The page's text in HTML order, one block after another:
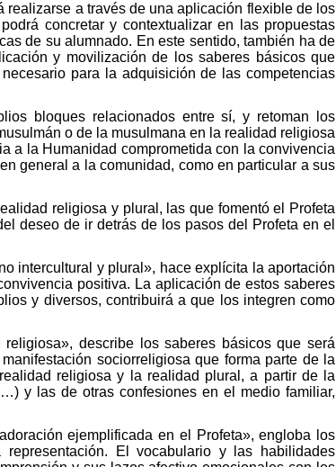
a través de una aplicación flexible de los
concretar y contextualizar en las propuestas
de su alumnado. En este sentido, también ha de
y movilización de los saberes básicos que
para la adquisición de las competencias
bloques relacionados entre sí, y retoman los
o de la musulmana en la realidad religiosa
a la Humanidad comprometida con la convivencia
general a la comunidad, como en particular a sus
religiosa y plural, las que fomentó el Profeta
deseo de ir detrás de los pasos del Profeta en el
intercultural y plural», hace explícita la aportación
positiva. La aplicación de estos saberes
y diversos, contribuirá a que los integren como
describe los saberes básicos que será
sociorreligiosa que forma parte de la
religiosa y la realidad plural, a partir de la
y las de otras confesiones en el medio familiar,
ejemplificada en el Profeta», engloba los
El vocabulario y las habilidades